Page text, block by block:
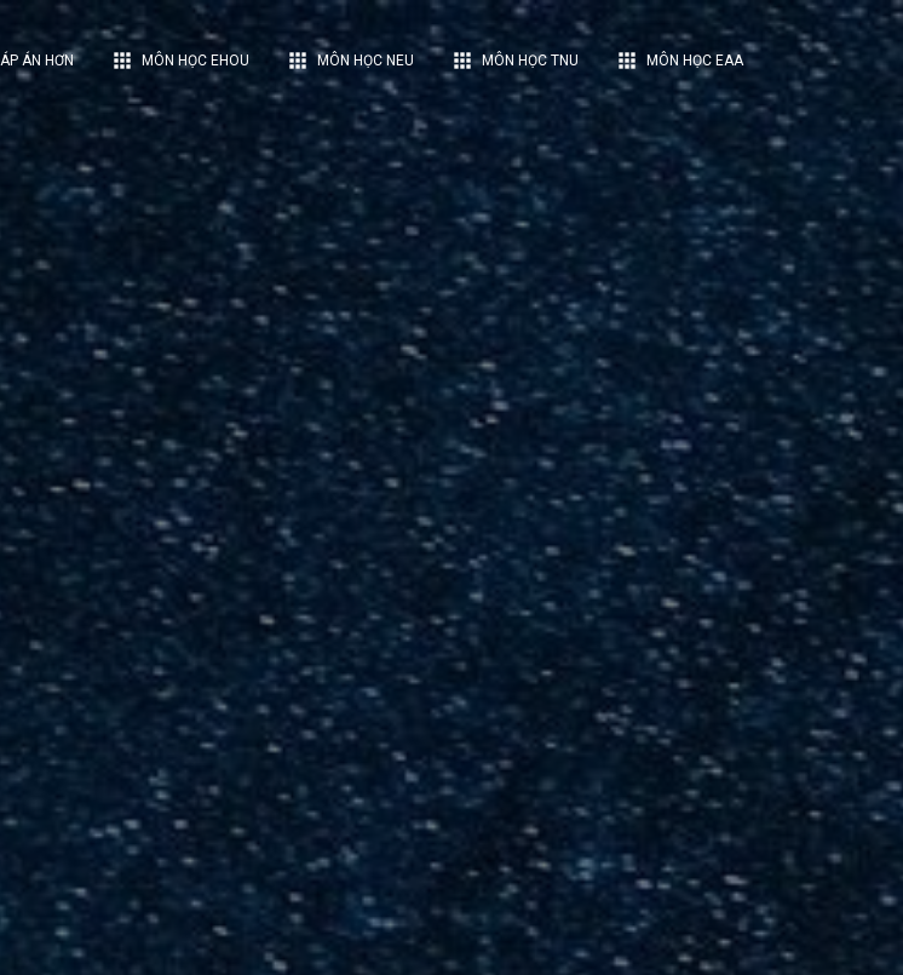
ÁN HƠN apps MÔN HỌC EHOU apps MÔN HỌC NEU apps MÔN HỌC TNU apps MÔN HỌC EAA